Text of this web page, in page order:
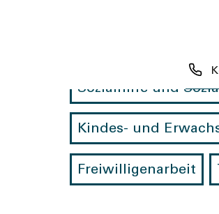
Sozialhilfe und
Kindes- und
Freiwilligenarbeit